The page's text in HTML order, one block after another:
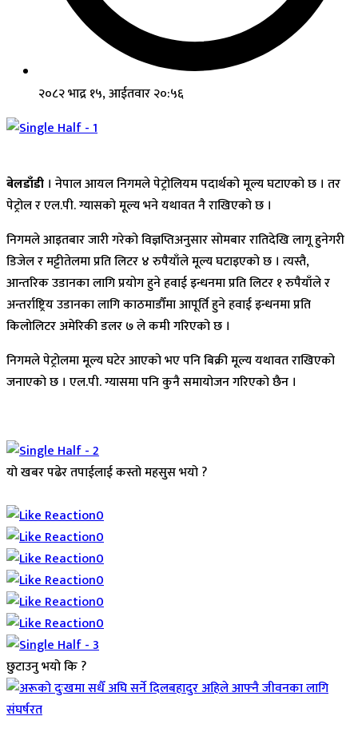
२०८२ भाद्र १५, आईतवार २०:५६
बेलडाँडी । नेपाल आयल निगमले पेट्रोलियम पदार्थको मूल्य घटाएको छ । तर
पेट्रोल र एल.पी. ग्यासको मूल्य भने यथावत नै राखिएको छ ।
निगमले आइतबार जारी गरेको विज्ञप्तिअनुसार सोमबार रातिदेखि लागू हुनेगरी
डिजेल र मट्टीतेलमा प्रति लिटर ४ रुपैयाँले मूल्य घटाइएको छ । त्यस्तै,
आन्तरिक उडानका लागि प्रयोग हुने हवाई इन्धनमा प्रति लिटर १ रुपैयाँले र
अन्तर्राष्ट्रिय उडानका लागि काठमाडौँमा आपूर्ति हुने हवाई इन्धनमा प्रति
किलोलिटर अमेरिकी डलर ७ ले कमी गरिएको छ ।
निगमले पेट्रोलमा मूल्य घटेर आएको भए पनि बिक्री मूल्य यथावत राखिएको
जनाएको छ । एल.पी. ग्यासमा पनि कुनै समायोजन गरिएको छैन ।
यो खबर पढेर तपाईलाई कस्तो महसुस भयो ?
0
0
0
0
0
0
छुटाउनु भयो कि ?